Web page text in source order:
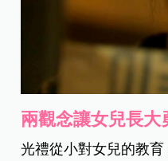
兩觀念讓女兒長大
光禮從小對女兒的教育